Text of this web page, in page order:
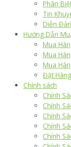
Phân
Tin
Diễn
Hướng Dẫn
Mua
Mua
Mua
Đặt
Chính sách
Chính
Chính
Chính
Chính
Chính